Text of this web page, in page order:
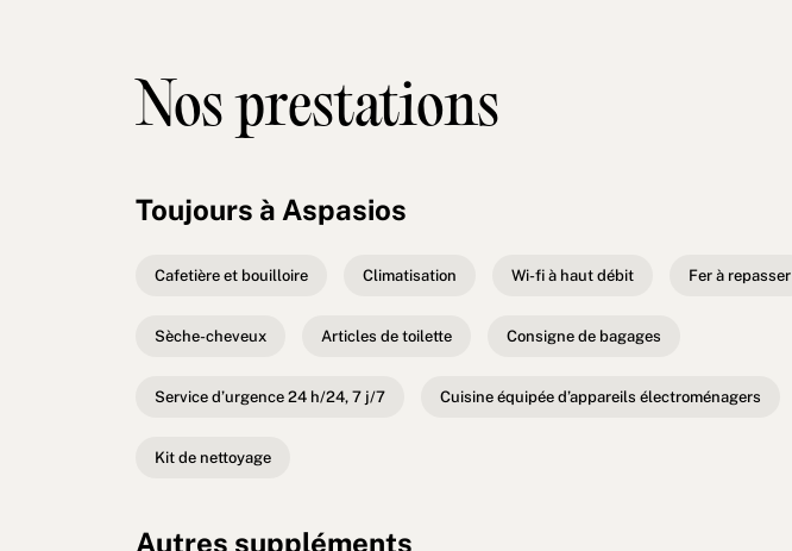
Nos prestations
Toujours à Aspasios
Cafetière et bouilloire Climatisation Wi-fi à haut débit Fer à repasser
Sèche-cheveux Articles de toilette Consigne de bagages
Service d’urgence 24 h/24, 7 j/7 Cuisine équipée d’appareils électroménagers
Kit de nettoyage
Autres suppléments